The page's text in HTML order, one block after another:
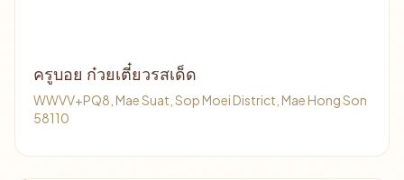
ครูบอย ก๋วยเตี๋ยวรสเด็ด
WWVV+PQ8, Mae Suat, Sop Moei District, Mae Hong Son
58110